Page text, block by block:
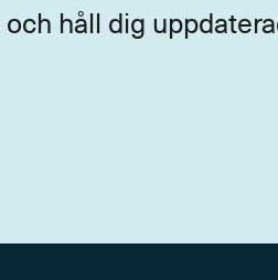
håll dig